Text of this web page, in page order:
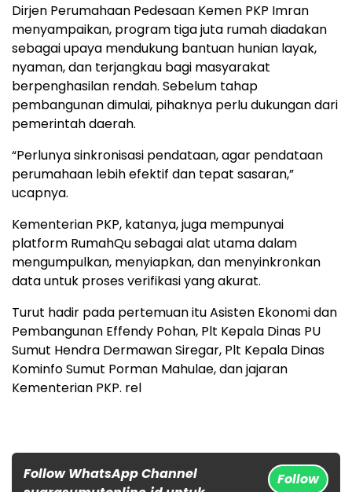
Dirjen Perumahaan Pedesaan Kemen PKP Imran
menyampaikan, program tiga juta rumah diadakan
sebagai upaya mendukung bantuan hunian layak,
nyaman, dan terjangkau bagi masyarakat
berpenghasilan rendah. Sebelum tahap
pembangunan dimulai, pihaknya perlu dukungan dari
pemerintah daerah.
“Perlunya sinkronisasi pendataan, agar pendataan
perumahaan lebih efektif dan tepat sasaran,”
ucapnya.
Kementerian PKP, katanya, juga mempunyai
platform RumahQu sebagai alat utama dalam
mengumpulkan, menyiapkan, dan menyinkronkan
data untuk proses verifikasi yang akurat.
Turut hadir pada pertemuan itu Asisten Ekonomi dan
Pembangunan Effendy Pohan, Plt Kepala Dinas PU
Sumut Hendra Dermawan Siregar, Plt Kepala Dinas
Kominfo Sumut Porman Mahulae, dan jajaran
Kementerian PKP. rel
Follow WhatsApp Channel
Follow